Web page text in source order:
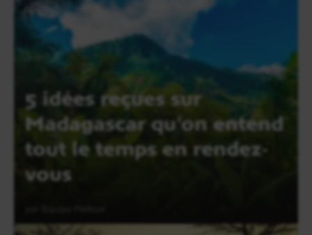
Lire l'article
5 idées reçues sur
Madagascar qu'on entend
tout le temps en rendez-
vous